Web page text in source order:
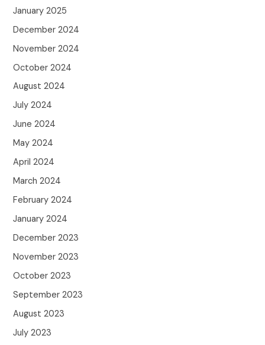
January 2025
December 2024
November 2024
October 2024
August 2024
July 2024
June 2024
May 2024
April 2024
March 2024
February 2024
January 2024
December 2023
November 2023
October 2023
September 2023
August 2023
July 2023